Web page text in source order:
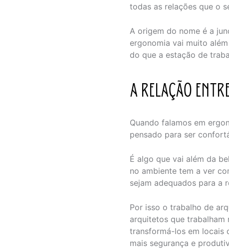
todas as relações que o
A origem do nome é a
ergonomia vai muito
do que a estação de
A RELAÇÃO
Quando falamos em
pensado para ser
É algo que vai além da
no ambiente tem a ver
sejam adequados para a
Por isso o trabalho de
arquitetos que trabalham
transformá-los em locais
mais segurança e